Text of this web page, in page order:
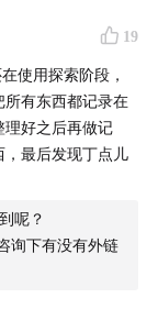
详情可点击链
Han）德国新
2012年起任教
是18—20世纪伦
、宗教、媒体
的价值，他们就
户去（帮你）传
义去消费
悦很多
暂不支持，需要
如我就是在对应
据库，然后通过
行整理，非常方
名等功能，都非
19
使用探索阶段，
有东西都记录在
理好之后再做记
最后发现丁点儿
呢？
询下有没有外链